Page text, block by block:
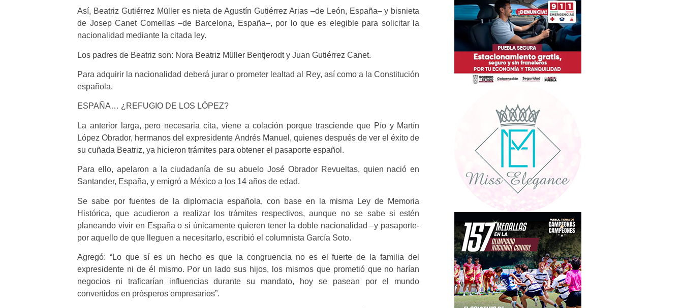
Así, Beatriz Gutiérrez Müller es nieta de Agustín Gutiérrez Arias –de León, España– y bisnieta
de Josep Canet Comellas –de Barcelona, España–, por lo que es elegible para solicitar la
nacionalidad mediante la citada ley.
Los padres de Beatriz son: Nora Beatriz Müller Bentjerodt y Juan Gutiérrez Canet.
Para adquirir la nacionalidad deberá jurar o prometer lealtad al Rey, así como a la Constitución
española.
ESPAÑA… ¿REFUGIO DE LOS LÓPEZ?
La anterior larga, pero necesaria cita, viene a colación porque trasciende que Pío y Martín
López Obrador, hermanos del expresidente Andrés Manuel, quienes después de ver el éxito de
su cuñada Beatriz, ya hicieron trámites para obtener el pasaporte español.
Para ello, apelaron a la ciudadanía de su abuelo José Obrador Revueltas, quien nació en
Santander, España, y emigró a México a los 14 años de edad.
Se sabe por fuentes de la diplomacia española, con base en la misma Ley de Memoria
Histórica, que acudieron a realizar los trámites respectivos, aunque no se sabe si estén
planeando vivir en España o si únicamente quieren tener la doble nacionalidad –y pasaporte-
por aquello de que lleguen a necesitarlo, escribió el columnista García Soto.
Agregó: “Lo que sí es un hecho es que la congruencia no es el fuerte de la familia del
expresidente ni de él mismo. Por un lado sus hijos, los mismos que prometió que no harían
negocios ni traficarían influencias durante su mandato, hoy se pasean por el mundo
convertidos en prósperos empresarios”.